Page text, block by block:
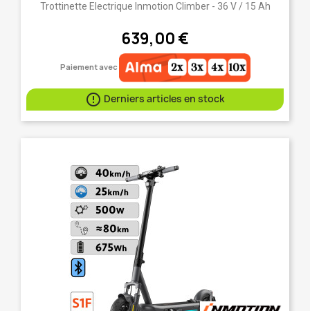
Trottinette Electrique Inmotion Climber - 36 V / 15 Ah
639,00 €
Paiement avec
 Derniers articles en stock